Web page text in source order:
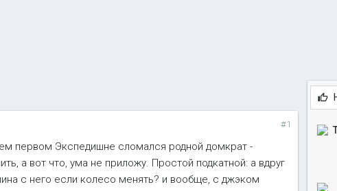
#1
первом Экспедишне сломался родной домкрат -
а вот что, ума не приложу. Простой подкатной: а вдруг
с него если колесо менять? и вообще, с джэком